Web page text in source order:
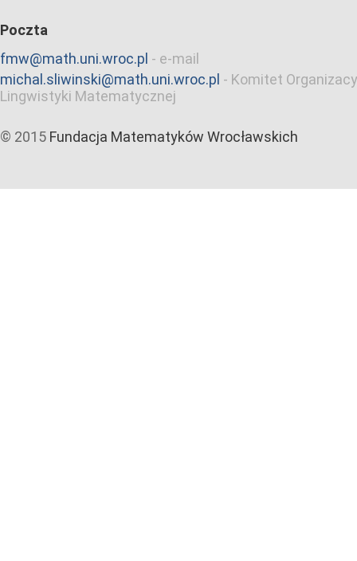
Poczta
fmw@math.uni.wroc.pl - e-mail
michal.sliwinski@math.uni.wroc.pl - Komitet
Lingwistyki Matematycznej
© 2015 Fundacja Matematyków Wrocławskich